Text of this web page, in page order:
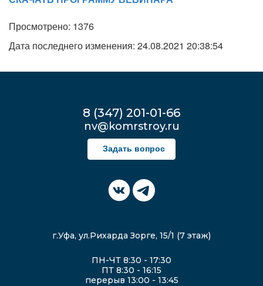
Просмотрено: 1376
Дата последнего изменения: 24.08.2021 20:38:54
8 (347) 201-01-66
nv@komrstroy.ru
Задать вопрос
г.Уфа, ул.Рихарда Зорге, 15/1 (7 этаж)
ПН-ЧТ 8:30 - 17:30
ПТ 8:30 - 16:15
перерыв 13:00 - 13:45